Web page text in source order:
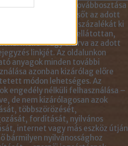
linkkel történő továbbosztása
lehetséges, sőt az adott
lévő tartalom 5 százalékát ki
idézőjelekkel ellátottan,
mellé- vagy aláírva az adott
linkjét. Az oldalunkon
anyagok minden további
azonban kizárólag előre
módon lehetséges. Az
engedély nélküli felhasználása –
de nem kizárólagosan azok
többszörözését,
fordítását, nyilvános
internet vagy más eszköz útján
bármilyen nyilvánossághoz